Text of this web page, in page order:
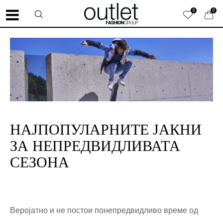
0
0
НАЈПОПУЛАРНИТЕ ЈАКНИ
ЗА НЕПРЕДВИДЛИВАТА
СЕЗОНА
Веројатно и не постои понепредвидливо време од